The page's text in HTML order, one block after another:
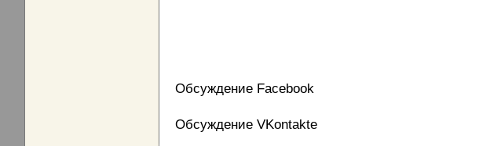
Обсуждение Facebook
Обсуждение VKontakte